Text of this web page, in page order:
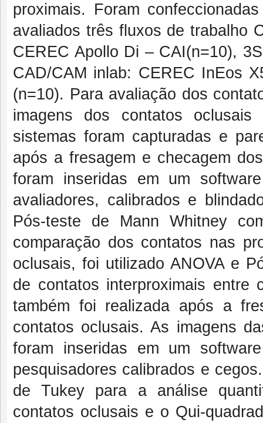
proximais. Foram
avaliados três fluxos de trabalho
CEREC Apollo Di – CAI(n=10),
CAD/CAM inlab: CEREC InEos
(n=10). Para avaliação dos
imagens dos contatos
sistemas foram capturadas e
após a fresagem e checagem
foram inseridas em um
avaliadores, calibrados e
Pós-teste de Mann Whitney
comparação dos contatos nas
oclusais, foi utilizado ANOVA e
de contatos interproximais entre
também foi realizada após a
contatos oclusais. As imagens
foram inseridas em um
pesquisadores calibrados e
de Tukey para a análise
contatos oclusais e o Qui-